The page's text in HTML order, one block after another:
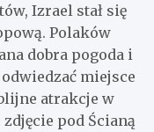
Izrael stał się
Polaków
dobra pogoda i
miejsce
atrakcje w
pod Ścianą